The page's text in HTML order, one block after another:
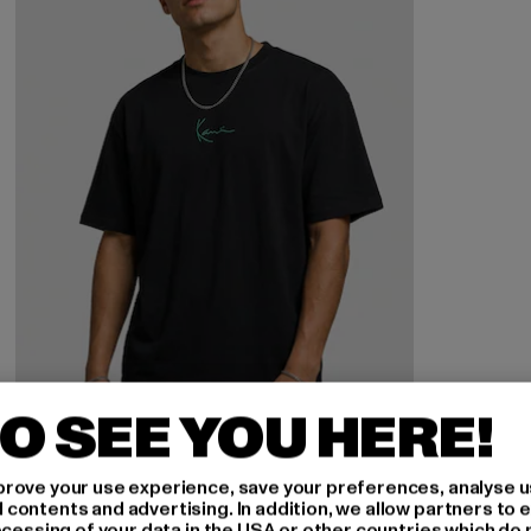
KARL KANI
Small Signature Green Logo
SEE YOU HERE!
your use experience, save your preferences, analyse
and advertising. In addition, we allow partners to